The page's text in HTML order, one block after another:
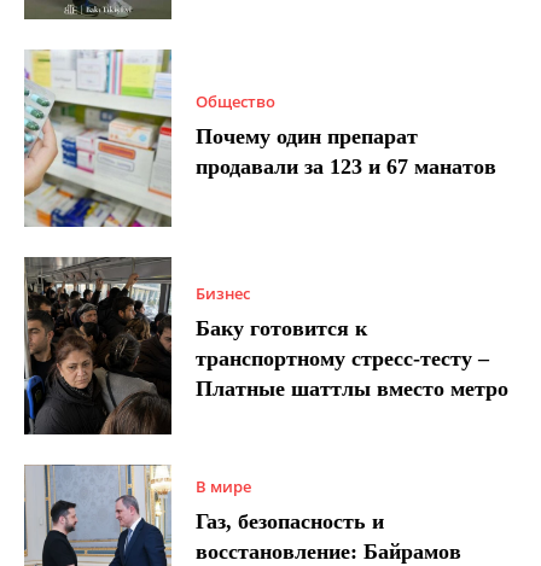
Общество
Почему один препарат
продавали за 123 и 67 манатов
Бизнес
Баку готовится к
транспортному стресс-тесту –
Платные шаттлы вместо метро
В мире
Газ, безопасность и
восстановление: Байрамов